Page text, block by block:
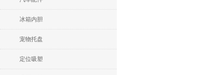
冰箱内胆
宠物托盘
定位吸塑